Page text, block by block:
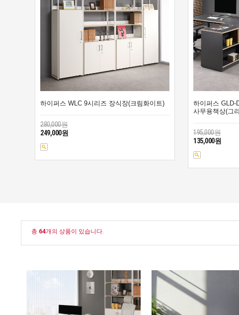
하이퍼스 WLC 9시리즈 장식장(크림화이트)
280,000원
249,000원
하이퍼스 GLD-
사무용책상(그
195,000원
135,000원
총 64개의 상품이 있습니다.